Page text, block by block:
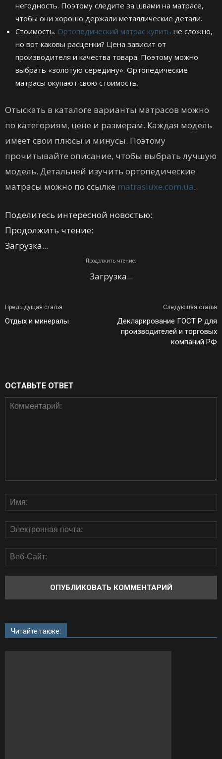
негодность. Поэтому следите за швами на матрасе,
чтобы они хорошо держали металлические детали.
Стоимость. Ортопедический матрас купить не сложно,
но вот каковы расценки? Цена зависит от
производителя и качества товара. Поэтому можно
выбрать «золотую середину». Ортопедические
матрасы окупают свою стоимость.
Отыскать в каталоге варианты матрасов можно
по категориям, цене и размерам. Каждая модель
имеет свои плюсы и минусы. Поэтому
прочитывайте описание, чтобы выбрать лучшую
модель. Детальней изучить ортопедические
матрасы можно по ссылке matrasluxe.com.ua.
Поделитесь интересной новостью:
Продолжить чтение:
Загрузка...
Продолжить чтение:
Загрузка...
Предыдущая статья
Отдых и минералы
Следующая статья
Декларирование ГОСТ Р для
производителей и торговых
компаний РФ
ОСТАВЬТЕ ОТВЕТ
Читайте также: